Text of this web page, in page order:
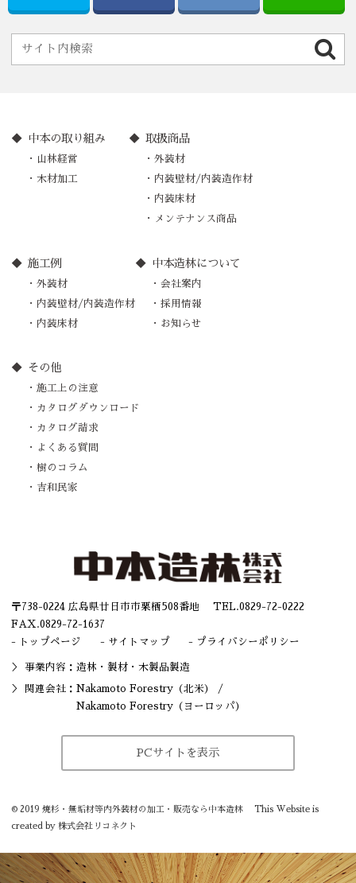
中本の取り組み
山林経営
木材加工
取扱商品
外装材
内装壁材/内装造作材
内装床材
メンテナンス商品
施工例
外装材
内装壁材/内装造作材
内装床材
中本造林について
会社案内
採用情報
お知らせ
その他
施工上の注意
カタログダウンロード
カタログ請求
よくある質問
樹のコラム
吉和民家
〒738-0224 広島県廿日市市栗栖508番地 TEL.0829-72-0222
FAX.0829-72-1637
トップページ
サイトマップ プライバシーポリシー
事業内容：造林・製材 ・木製品製造
関連会社： Nakamoto Forestry（北米）
/
Nakamoto Forestry（ヨーロッパ）
PCサイトを表示
© 2019 焼杉・無垢材等内外装材の加工・販売なら中本造林
This Website is
created by株式会社リコネクト